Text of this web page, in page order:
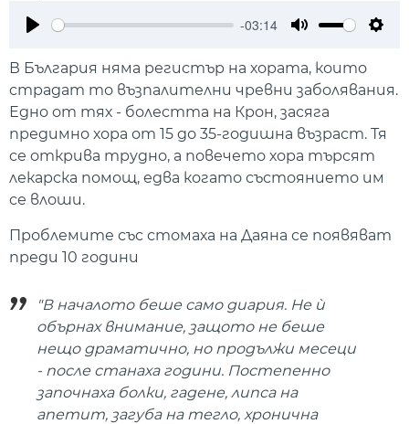
-03:14
В България няма регистър на хората, които
страдат то възпалителни чревни заболявания.
Едно от тях - болестта на Крон, засяга
предимно хора от 15 до 35-годишна възраст. Тя
се открива трудно, а повечето хора търсят
лекарска помощ, едва когато състоянието им
се влоши.
Проблемите със стомаха на Даяна се появяват
преди 10 години
"В началото беше само диария. Не ѝ
обърнах внимание, защото не беше
нещо драматично, но продължи месеци
- после станаха години. Постепенно
започнаха болки, гадене, липса на
апетит, загуба на тегло, хронична